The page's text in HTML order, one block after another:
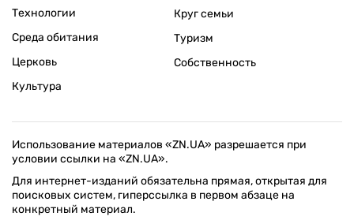
Технологии
Среда обитания
Церковь
Культура
Круг семьи
Туризм
Собственность
Использование материалов «ZN.UA» разрешается при
условии ссылки на «ZN.UA».
Для интернет-изданий обязательна прямая, открытая для
поисковых систем, гиперссылка в первом абзаце на
конкретный материал.